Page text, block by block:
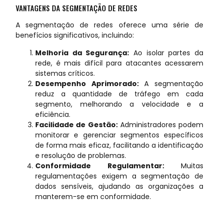
VANTAGENS DA SEGMENTAÇÃO DE REDES
A segmentação de redes oferece uma série de
benefícios significativos, incluindo:
Melhoria da Segurança: Ao isolar partes da
rede, é mais difícil para atacantes acessarem
sistemas críticos.
Desempenho Aprimorado:A segmentação
reduz a quantidade de tráfego em cada
segmento, melhorando a velocidade e a
eficiência.
Facilidade de Gestão:Administradores podem
monitorar e gerenciar segmentos específicos
de forma mais eficaz, facilitando a identificação
e resolução de problemas.
Conformidade Regulamentar:Muitas
regulamentações exigem a segmentação de
dados sensíveis, ajudando as organizações a
manterem-se em conformidade.